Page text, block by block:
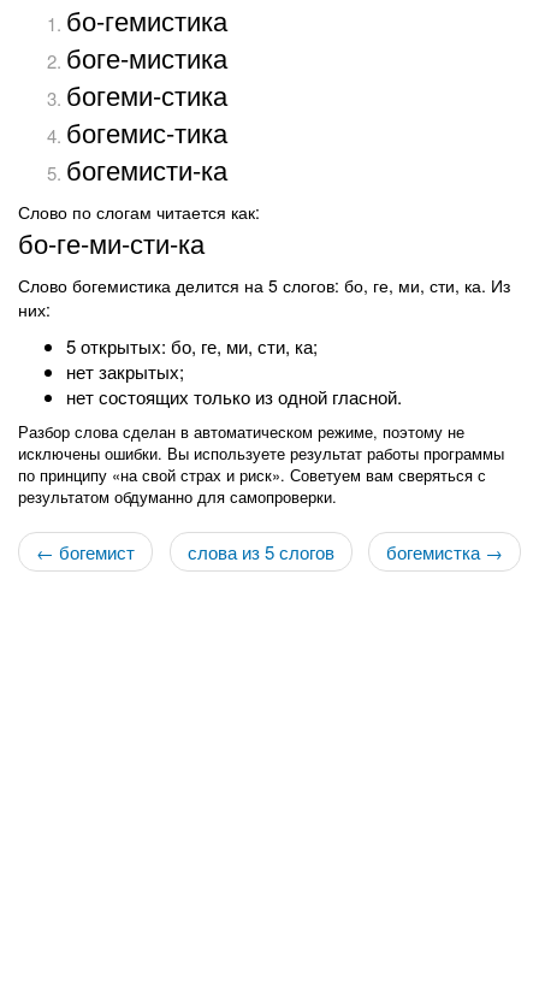
бо-гемистика
боге-мистика
богеми-стика
богемис-тика
богемисти-ка
Слово по слогам читается как:
бо-ге-ми-сти-ка
Слово богемистика делится на 5 слогов: бо, ге, ми, сти, ка. Из
них:
5 открытых: бо, ге, ми, сти, ка;
нет закрытых;
нет состоящих только из одной гласной.
Разбор слова сделан в автоматическом режиме, поэтому не
исключены ошибки. Вы используете результат работы программы
по принципу «на свой страх и риск». Советуем вам сверяться с
результатом обдуманно для самопроверки.
← богемист богемистка →
слова из 5 слогов